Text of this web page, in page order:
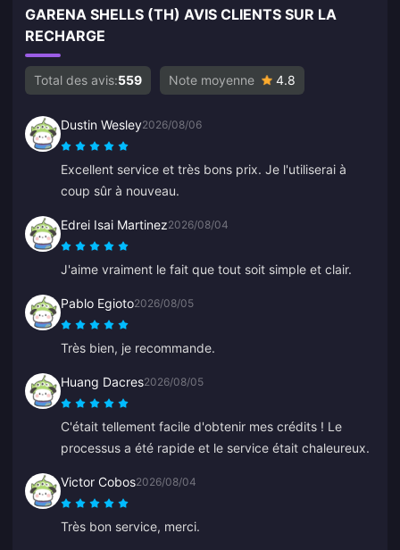
GARENA SHELLS (TH) AVIS CLIENTS SUR LA
RECHARGE
Total des avis:559 Note moyenne 4.8
Dustin Wesley2026/08/06
Excellent service et très bons prix. Je l'utiliserai à
coup sûr à nouveau.
Edrei Isai Martinez2026/08/04
J'aime vraiment le fait que tout soit simple et clair.
Pablo Egioto2026/08/05
Très bien, je recommande.
Huang Dacres2026/08/05
C'était tellement facile d'obtenir mes crédits ! Le
processus a été rapide et le service était chaleureux.
Victor Cobos2026/08/04
Très bon service, merci.